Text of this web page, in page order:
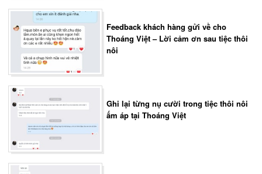
Feedback khách hàng gửi về cho
Thoáng Việt – Lời cảm ơn sau tiệc thôi
nôi
Ghi lại từng nụ cười trong tiệc thôi nôi
ấm áp tại Thoáng Việt